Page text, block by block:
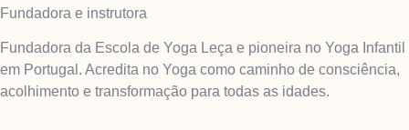
Fundadora e instrutora
Fundadora da Escola de Yoga Leça e pioneira no Yoga Infantil
em Portugal. Acredita no Yoga como caminho de consciência,
acolhimento e transformação para todas as idades.